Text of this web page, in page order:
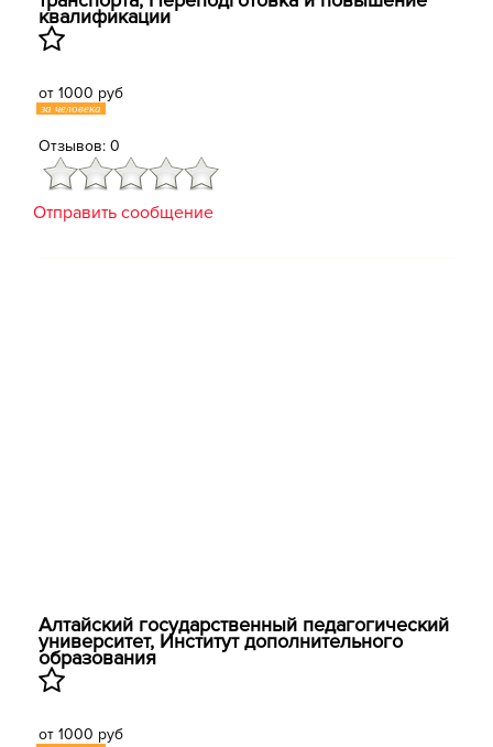
квалификации
от 1000 руб
за человека
Отзывов: 0
Отправить сообщение
Алтайский государственный педагогический
университет, ​Институт дополнительного
образования
от 1000 руб